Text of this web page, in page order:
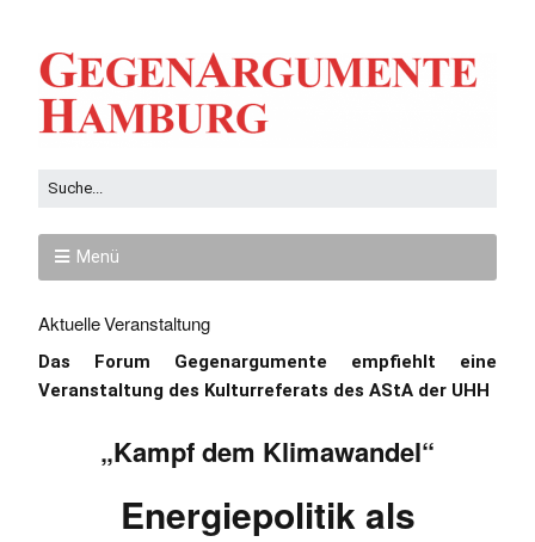
Menü
Aktuelle Veranstaltung
Das Forum Gegenargumente empfiehlt eine
Veranstaltung des Kulturreferats des AStA der UHH
„Kampf dem Klimawandel“
Energiepolitik als